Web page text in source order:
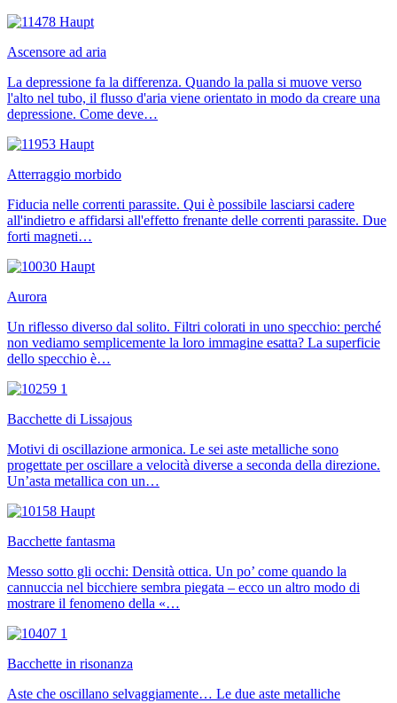
Ascensore ad aria
La depressione fa la differenza. Quando la palla si muove verso
l'alto nel tubo, il flusso d'aria viene orientato in modo da creare una
depressione. Come deve…
Atterraggio morbido
Fiducia nelle correnti parassite. Qui è possibile lasciarsi cadere
all'indietro e affidarsi all'effetto frenante delle correnti parassite. Due
forti magneti…
Aurora
Un riflesso diverso dal solito. Filtri colorati in uno specchio: perché
non vediamo semplicemente la loro immagine esatta? La superficie
dello specchio è…
Bacchette di Lissajous
Motivi di oscillazione armonica. Le sei aste metalliche sono
progettate per oscillare a velocità diverse a seconda della direzione.
Un’asta metallica con un…
Bacchette fantasma
Messo sotto gli occhi: Densità ottica. Un po’ come quando la
cannuccia nel bicchiere sembra piegata – ecco un altro modo di
mostrare il fenomeno della «…
Bacchette in risonanza
Aste che oscillano selvaggiamente… Le due aste metalliche